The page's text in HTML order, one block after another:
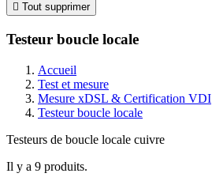
 Tout supprimer
Testeur boucle locale
Accueil
Test et mesure
Mesure xDSL & Certification VDI
Testeur boucle locale
Testeurs de boucle locale cuivre
Il y a 9 produits.